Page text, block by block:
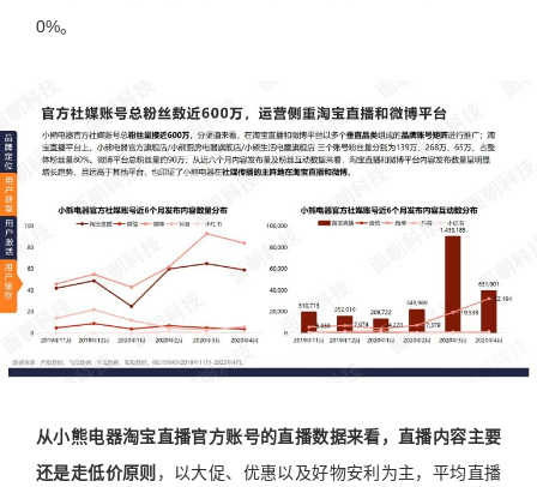
0%。
从小熊电器淘宝直播官方账号的直播数据来看，直播内容主要
还是走低价原则 ，以大促、优惠以及好物安利为主，平均直播